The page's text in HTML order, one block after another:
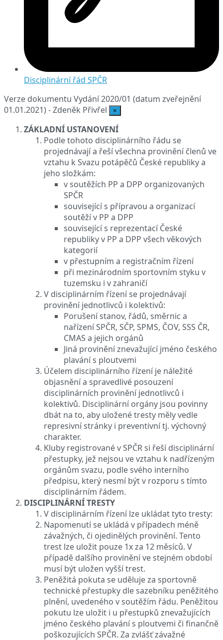
Disciplinární řád SPČR
Verze dokumentu Vydání 2020/01 (datum zveřejnění
01.01.2021) - Zdeněk Přivřel
×
ZÁKLADNÍ USTANOVENÍ
Podle tohoto disciplinárního řádu se
projednávají a řeší všechna provinění členů ve
vztahu k Svazu potápěčů České republiky a
jeho složkám:
v soutěžích PP a DPP organizovaných
SPČR
související s přípravou a organizací
soutěží v PP a DPP
související s reprezentací České
republiky v PP a DPP všech věkových
kategorií
v přestupním a registračním řízení
při mezinárodním sportovním styku v
tuzemsku i v zahraničí
V disciplinárním řízení se projednávají
provinění jednotlivců i kolektivů:
Porušení stanov, řádů, směrnic a
nařízení SPČR, SČP, SPMS, ČOV, SSS ČR,
CMAS a jejich orgánů
Jiná provinění znevažující jméno českého
plavání s ploutvemi
Účelem disciplinárního řízení je náležité
objasnění a spravedlivé posouzení
disciplinárních provinění jednotlivců i
kolektivů. Disciplinární orgány jsou povinny
dbát na to, aby uložené tresty měly vedle
represivní stránky i preventivní tj. výchovný
charakter.
Kluby registrované v SPČR si řeší disciplinární
přestupky, jež nejsou ve vztahu k nadřízeným
orgánům svazu, podle svého interního
předpisu, který nesmí být v rozporu s tímto
disciplinárním řádem.
DISCIPLINÁRNÍ TRESTY
V disciplinárním řízení lze ukládat tyto tresty:
Napomenutí se ukládá v případech méně
závažných, či ojedinělých provinění. Tento
trest lze uložit pouze 1x za 12 měsíců. V
případě dalšího provinění ve stejném období
musí být uložen vyšší trest.
Peněžitá pokuta se uděluje za sportovně
technické přestupky dle sazebníku peněžitého
plnění, uvedeného v soutěžím řádu. Peněžitou
pokutu lze uložit i u přestupků znevažujících
jméno českého plavání s ploutvemi či finančně
poškozujících SPČR. Za zvlášť závažné